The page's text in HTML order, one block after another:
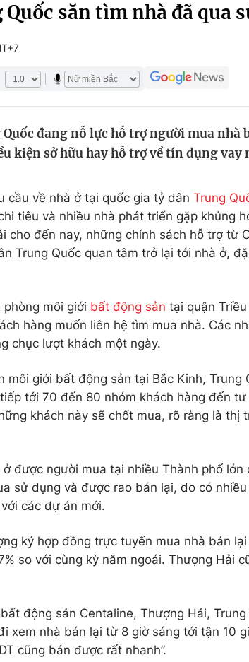
Giáo dục
Học trực tuyến
săn tìm nhà đã qua
đang nỗ lực hỗ trợ người mua nhà
kiện sở hữu hay hỗ trợ về tín dụng vay
cầu về nhà ở tại quốc gia tỷ dân Trung
tiêu và nhiều nhà phát triển gặp khủng
cho đến nay, những chính sách hỗ trợ từ
Trung Quốc quan tâm trở lại tới nhà ở,
môi giới bất động sản tại quận
hàng muốn liên hệ tìm mua nhà. Các
chục lượt khách một ngày.
môi giới bất động sản tại Bắc Kinh, Trung
tới 70 đến 80 nhóm khách hàng đến tư
khách này sẽ chốt mua, rõ ràng là thị
được người mua tại nhiều Thành phố lớn
sử dụng và được rao bán lại, do có
các dự án mới.
ký hợp đồng trực tuyến mua nhà bán
so với cùng kỳ năm ngoái. Thượng Hải
động sản Centaline, Thượng Hải,
xem nhà bán lại từ 8 giờ sáng tới tận 10
cũng bán được rất nhanh”.